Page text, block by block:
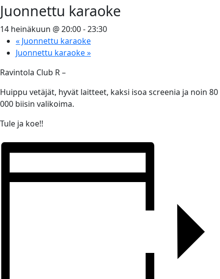
Juonnettu karaoke
14 heinäkuun @ 20:00-23:30
« Juonnettu karaoke
Juonnettu karaoke»
Ravintola Club R –
Huippu vetäjät, hyvät laitteet, kaksi isoa screenia ja noin 80
000 biisin valikoima.
Tule ja koe!!